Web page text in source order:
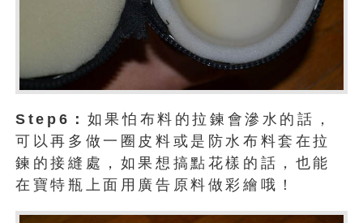
Step6： 如果怕布料的拉鍊會滲水的話，
可以再多做一圈皮料或是防水布料套在拉
鍊的接縫處，如果想搞點花樣的話，也能
在寶特瓶上面用廣告原料做彩繪哦！